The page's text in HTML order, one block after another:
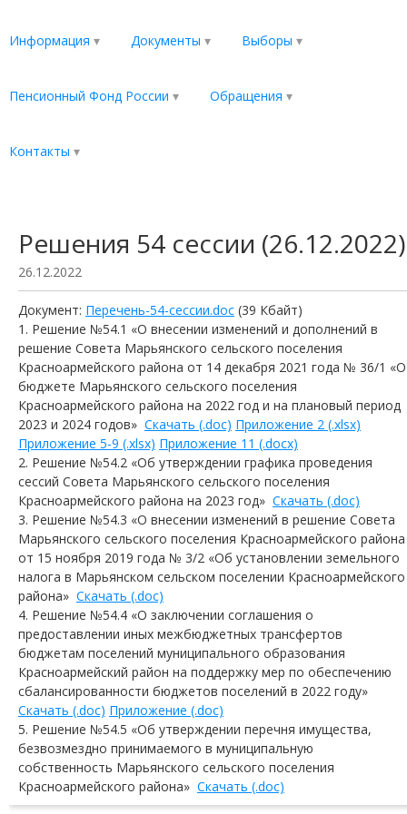
Информация Документы Выборы
Пенсионный Фонд России Обращения
Контакты
Решения 54 сессии (26.12.2022)
26.12.2022
Документ: Перечень-54-сессии.doc (39 Кбайт)
Решение №54.1 «О внесении изменений и дополнений в
решение Совета Марьянского сельского поселения
Красноармейского района от 14 декабря 2021 года № 36/1 «О
бюджете Марьянского сельского поселения
Красноармейского района на 2022 год и на плановый период
2023 и 2024 годов» Скачать (.doc) Приложение 2 (.xlsx)
Приложение 5-9 (.xlsx) Приложение 11 (.docx)
Решение №54.2 «Об утверждении графика проведения
сессий Совета Марьянского сельского поселения
Красноармейского района на 2023 год» Скачать (.doc)
Решение №54.3 «О внесении изменений в решение Совета
Марьянского сельского поселения Красноармейского района
от 15 ноября 2019 года № 3/2 «Об установлении земельного
налога в Марьянском сельском поселении Красноармейского
района» Скачать (.doc)
Решение №54.4 «О заключении соглашения о
предоставлении иных межбюджетных трансфертов
бюджетам поселений муниципального образования
Красноармейский район на поддержку мер по обеспечению
сбалансированности бюджетов поселений в 2022 году»
Скачать (.doc) Приложение (.doc)
Решение №54.5 «Об утверждении перечня имущества,
безвозмездно принимаемого в муниципальную
собственность Марьянского сельского поселения
Красноармейского района» Скачать (.doc)